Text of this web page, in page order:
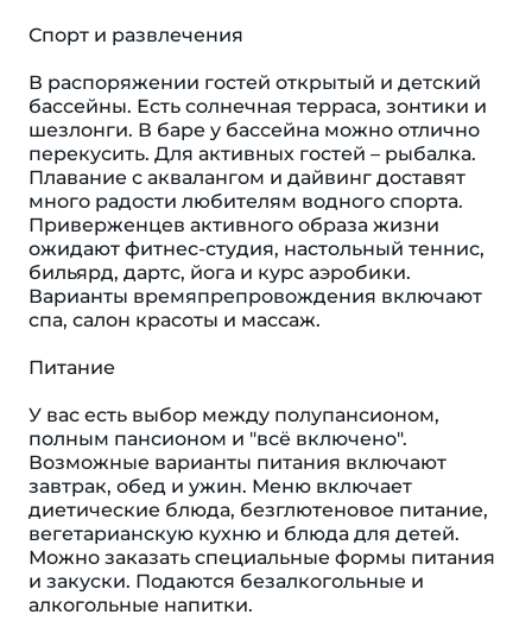
Спорт и развлечения
В распоряжении гостей открытый и детский
бассейны. Есть солнечная терраса, зонтики и
шезлонги. В баре у бассейна можно отлично
перекусить. Для активных гостей – рыбалка.
Плавание с аквалангом и дайвинг доставят
много радости любителям водного спорта.
Приверженцев активного образа жизни
ожидают фитнес-студия, настольный теннис,
бильярд, дартс, йога и курс аэробики.
Варианты времяпрепровождения включают
спа, салон красоты и массаж.
Питание
У вас есть выбор между полупансионом,
полным пансионом и "всё включено".
Возможные варианты питания включают
завтрак, обед и ужин. Меню включает
диетические блюда, безглютеновое питание,
вегетарианскую кухню и блюда для детей.
Можно заказать специальные формы питания
и закуски. Подаются безалкогольные и
алкогольные напитки.